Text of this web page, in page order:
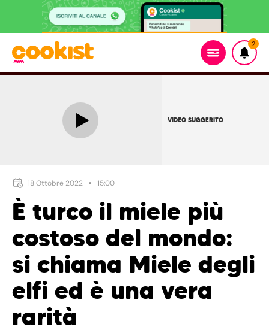
2
VIDEO SUGGERITO
18 Ottobre 2022 15:00
È turco il miele più
costoso del mondo:
si chiama Miele degli
elfi ed è una vera
rarità